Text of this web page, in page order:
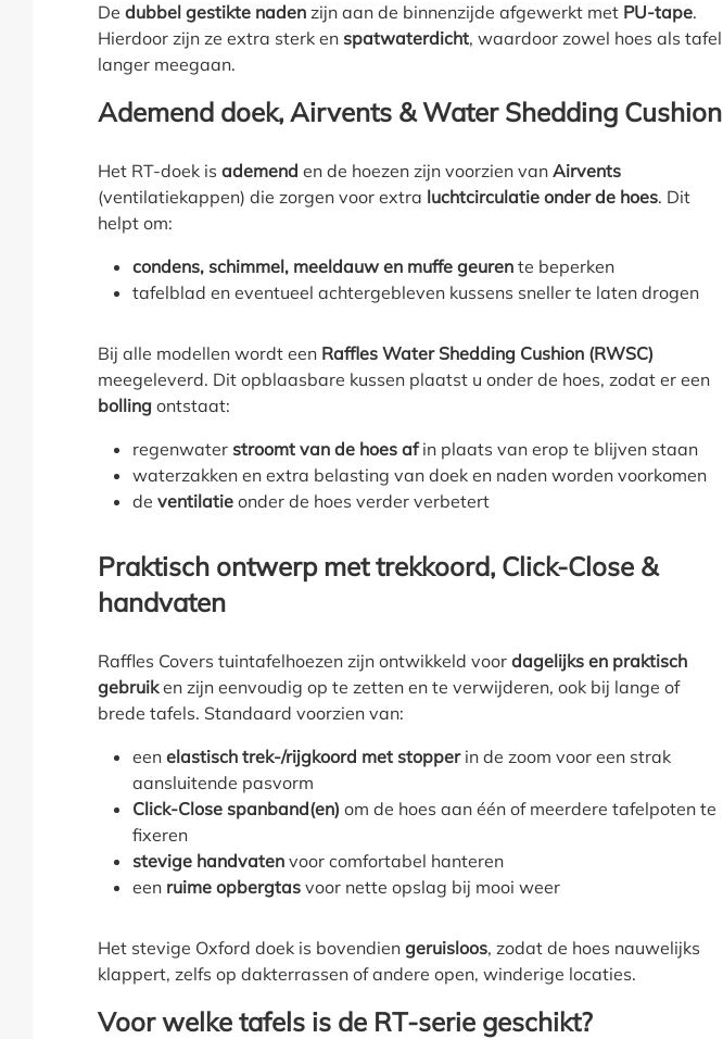
De dubbel gestikte naden zijn aan de binnenzijde afgewerkt met PU-tape.
Hierdoor zijn ze extra sterk en spatwaterdicht, waardoor zowel hoes als tafel
langer meegaan.
Ademend doek, Airvents & Water Shedding Cushion
Het RT-doek is ademend en de hoezen zijn voorzien van Airvents
(ventilatiekappen) die zorgen voor extra luchtcirculatie onder de hoes. Dit
helpt om:
condens, schimmel, meeldauw en muffe geuren te beperken
tafelblad en eventueel achtergebleven kussens sneller te laten drogen
Bij alle modellen wordt een Raffles Water Shedding Cushion (RWSC)
meegeleverd. Dit opblaasbare kussen plaatst u onder de hoes, zodat er een
bolling ontstaat:
regenwater stroomt van de hoes afin plaats van erop te blijven staan
waterzakken en extra belasting van doek en naden worden voorkomen
de ventilatie onder de hoes verder verbetert
Praktisch ontwerp met trekkoord, Click-Close &
handvaten
Raffles Covers tuintafelhoezen zijn ontwikkeld voor dagelijks en praktisch
gebruiken zijn eenvoudig op te zetten en te verwijderen, ook bij lange of
brede tafels. Standaard voorzien van:
een elastisch trek-/rijgkoord met stopperin de zoom voor een strak
aansluitende pasvorm
Click-Close spanband(en) om de hoes aan één of meerdere tafelpoten te
fixeren
stevige handvaten voor comfortabel hanteren
een ruime opbergtas voor nette opslag bij mooi weer
Het stevige Oxford doek is bovendien geruisloos, zodat de hoes nauwelijks
klappert, zelfs op dakterrassen of andere open, winderige locaties.
Voor welke tafels is de RT-serie geschikt?